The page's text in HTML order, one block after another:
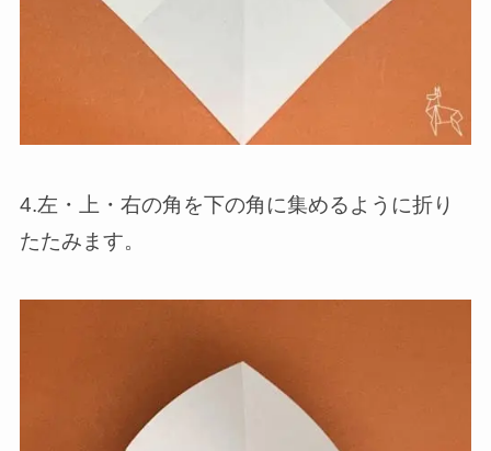
4.左・上・右の角を下の角に集めるように折り
たたみます。